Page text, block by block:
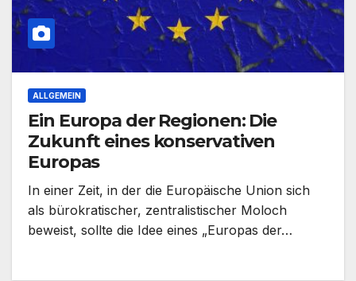
ALLGEMEIN
Ein Europa der Regionen: Die
Zukunft eines konservativen
Europas
In einer Zeit, in der die Europäische Union sich
als bürokratischer, zentralistischer Moloch
beweist, sollte die Idee eines „Europas der…